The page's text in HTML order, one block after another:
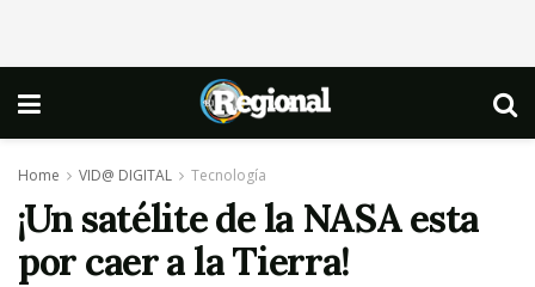
Home VID@ DIGITAL Tecnología
¡Un satélite de la NASA esta
por caer a la Tierra!